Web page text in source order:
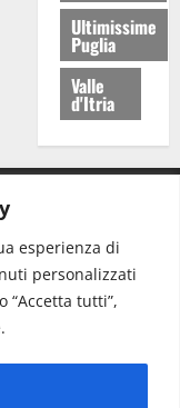
esperienza di
personalizzati
“Accetta tutti”,
Ultimissime
Puglia
Valle
d'Itria